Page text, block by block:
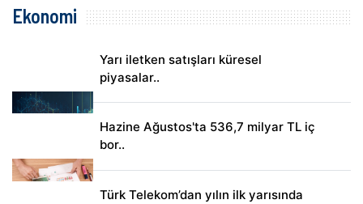
Ekonomi
Yarı iletken satışları küresel
piyasalar..
Hazine Ağustos'ta 536,7 milyar TL iç
bor..
Türk Telekom’dan yılın ilk yarısında